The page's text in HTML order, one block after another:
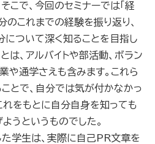
こで、今回のセミナーでは「経
のこれまでの経験を振り返り、
について深く知ることを目指し
とは、アルバイトや部活動、ボラン
や通学さえも含みます。これら
とで、自分では気が付かなかっ
れをもとに自分自身を知っても
うというものでした。
学生は、実際に自己 PR文章を